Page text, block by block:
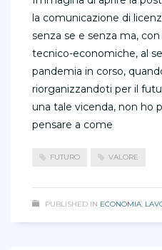
la comunicazione di
senza se e senza ma,
tecnico-economiche, al
pandemia in corso,
riorganizzandoti per il
una tale vicenda, non ho
pensare a come
FUTURO VALORE
PUBLISHED IN ECONOMIA,